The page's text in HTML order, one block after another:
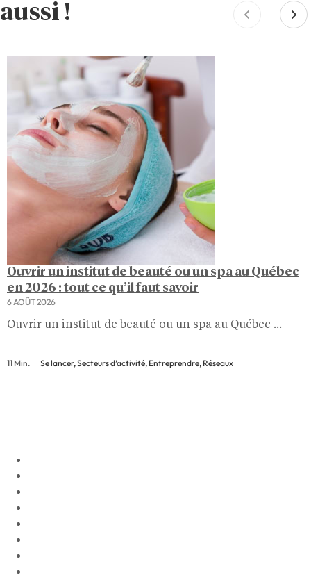
aussi !
Ouvrir un institut de beauté ou un spa au Québec
en 2026 : tout ce qu’il faut savoir
6 AOÛT 2026
Ouvrir un institut de beauté ou un spa au Québec ...
11 Min. Se lancer, Secteurs d’activité, Entreprendre, Réseaux